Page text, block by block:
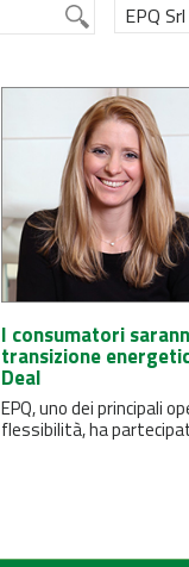
EPQ Srl
I consumatori
transizione
Deal
EPQ, uno dei principali
flessibilità, ha